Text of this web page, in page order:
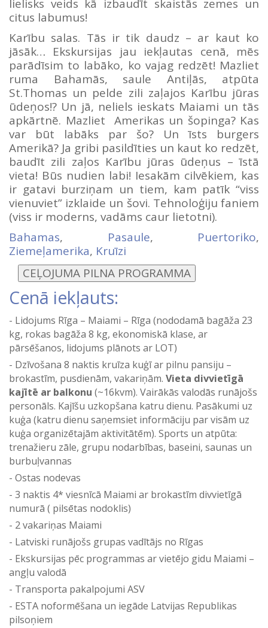
lielisks veids kā izbaudīt skaistās zemes un
citus labumus!
Karību salas. Tās ir tik daudz – ar kaut ko
jāsāk… Ekskursijas jau iekļautas cenā, mēs
parādīsim to labāko, ko vajag redzēt! Mazliet
ruma Bahamās, saule Antiļās, atpūta
St.Thomas un pelde zili zaļajos Karību jūras
ūdeņos!? Un jā, neliels ieskats Maiami un tās
apkārtnē. Mazliet Amerikas un šopinga? Kas
var būt labāks par šo? Un īsts burgers
Amerikā? Ja gribi pasildīties un kaut ko redzēt,
baudīt zili zaļos Karību jūras ūdeņus – īstā
vieta! Būs nudien labi! Iesakām cilvēkiem, kas
ir gatavi burziņam un tiem, kam patīk “viss
vienuviet” izklaide un šovi. Tehnoloģiju faniem
(viss ir moderns, vadāms caur lietotni).
Bahamas, Pasaule, Puertoriko,
Ziemeļamerika, Kruīzi
Cenā iekļauts:
Lidojums Rīga – Maiami – Rīga (nododamā bagāža 23
kg, rokas bagāža 8 kg, ekonomiskā klase, ar
pārsēšanos, lidojums plānots ar LOT)
Dzīvošana 8 naktis kruīza kuģī ar pilnu pansiju –
brokastīm, pusdienām, vakariņām. Vieta divvietīgā
kajītē ar balkonu (~16kvm). Vairākās valodās runājošs
personāls. Kajīšu uzkopšana katru dienu. Pasākumi uz
kuģa (katru dienu saņemsiet informāciju par visām uz
kuģa organizētajām aktivitātēm). Sports un atpūta:
trenažieru zāle, grupu nodarbības, baseini, saunas un
burbuļvannas
Ostas nodevas
3 naktis 4* viesnīcā Maiami ar brokastīm divvietīgā
numurā ( pilsētas nodoklis)
2 vakariņas Maiami
Latviski runājošs grupas vadītājs no Rīgas
Ekskursijas pēc programmas ar vietējo gidu Maiami –
angļu valodā
Transporta pakalpojumi ASV
ESTA noformēšana un iegāde Latvijas Republikas
pilsoņiem